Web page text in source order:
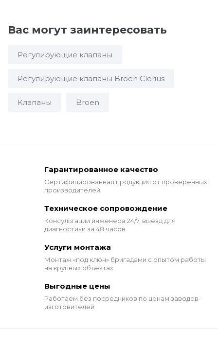
Вас могут заинтересовать
Регулирующие клапаны
Регулирующие клапаны Broen Clorius
Клапаны Broen
Гарантированное качество
Сертифицированная продукция от проверенных
производителей
Техническое сопровождение
Консультации инженера 24/7, выезд для
диагностики за 48 часов
Услуги монтажа
Монтаж «под ключ» бригадами с опытом работы
на крупных объектах
Выгодные цены
Работаем без посредников по ценам заводов-
изготовителей